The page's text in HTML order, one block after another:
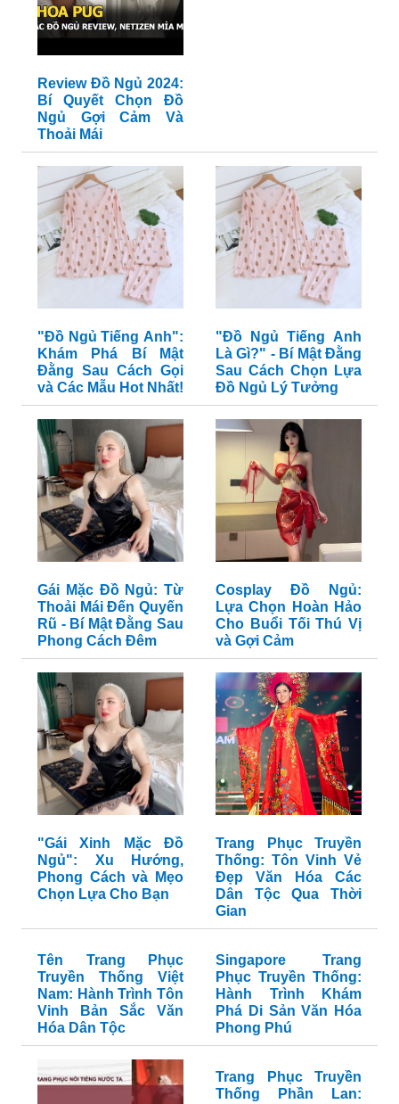
Review Đồ Ngủ 2024:
Bí Quyết Chọn Đồ
Ngủ Gợi Cảm Và
Thoải Mái
"Đồ Ngủ Tiếng Anh":
Khám Phá Bí Mật
Đằng Sau Cách Gọi
và Các Mẫu Hot Nhất!
"Đồ Ngủ Tiếng Anh
Là Gì?" - Bí Mật Đằng
Sau Cách Chọn Lựa
Đồ Ngủ Lý Tưởng
Gái Mặc Đồ Ngủ: Từ
Thoải Mái Đến Quyến
Rũ - Bí Mật Đằng Sau
Phong Cách Đêm
Cosplay Đồ Ngủ:
Lựa Chọn Hoàn Hảo
Cho Buổi Tối Thú Vị
và Gợi Cảm
"Gái Xinh Mặc Đồ
Ngủ": Xu Hướng,
Phong Cách và Mẹo
Chọn Lựa Cho Bạn
Trang Phục Truyền
Thống: Tôn Vinh Vẻ
Đẹp Văn Hóa Các
Dân Tộc Qua Thời
Gian
Tên Trang Phục
Truyền Thống Việt
Nam: Hành Trình Tôn
Vinh Bản Sắc Văn
Hóa Dân Tộc
Singapore Trang
Phục Truyền Thống:
Hành Trình Khám
Phá Di Sản Văn Hóa
Phong Phú
Trang Phục Truyền
Thống Phần Lan: